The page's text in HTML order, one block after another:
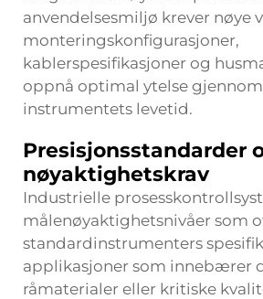
anvendelsesmiljø krever nøye
monteringskonfigurasjoner,
kablerspesifikasjoner og
oppnå optimal ytelse
instrumentets levetid.
Presisjonsstandarder
nøyaktighetskrav
Industrielle
målenøyaktighetsnivåer som
standardinstrumenters
applikasjoner som innebærer
råmaterialer eller kritiske